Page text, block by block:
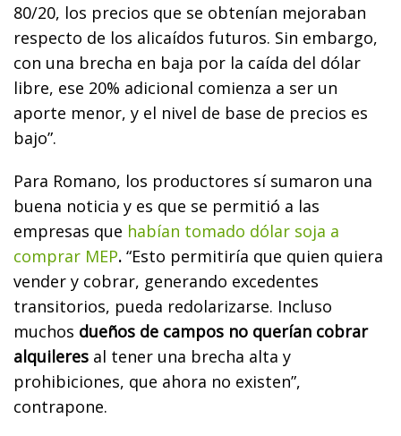
80/20, los precios que se obtenían mejoraban
respecto de los alicaídos futuros. Sin embargo,
con una brecha en baja por la caída del dólar
libre, ese 20% adicional comienza a ser un
aporte menor, y el nivel de base de precios es
bajo”.
Para Romano, los productores sí sumaron una
buena noticia y es que se permitió a las
empresas que habían tomado dólar soja a
comprar MEP. “Esto permitiría que quien quiera
vender y cobrar, generando excedentes
transitorios, pueda redolarizarse. Incluso
muchos dueños de campos no querían cobrar
alquileres al tener una brecha alta y
prohibiciones, que ahora no existen”,
contrapone.